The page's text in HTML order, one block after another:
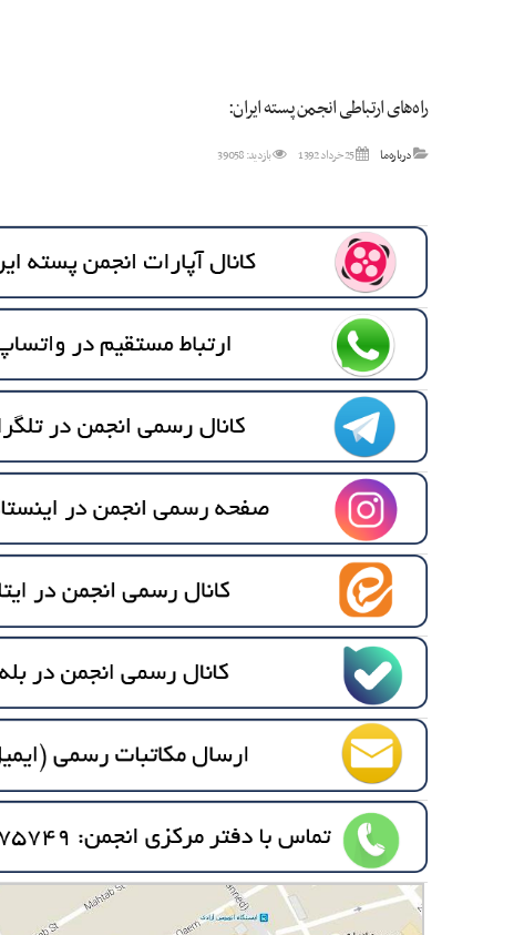
راه‌های ارتباطی انجمن پسته ایران:
درباره ما 25 خرداد 1392 بازدید: 39058